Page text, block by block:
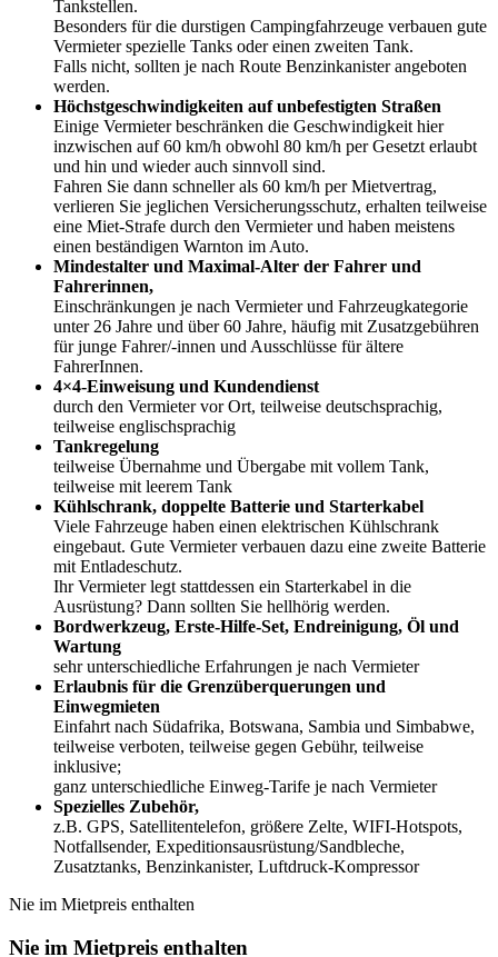
Tankstellen.
Besonders für die durstigen Campingfahrzeuge verbauen gute
Vermieter spezielle Tanks oder einen zweiten Tank.
Falls nicht, sollten je nach Route Benzinkanister angeboten
werden.
Höchstgeschwindigkeiten auf unbefestigten Straßen
Einige Vermieter beschränken die Geschwindigkeit hier
inzwischen auf 60 km/h obwohl 80 km/h per Gesetzt erlaubt
und hin und wieder auch sinnvoll sind.
Fahren Sie dann schneller als 60 km/h per Mietvertrag,
verlieren Sie jeglichen Versicherungsschutz, erhalten teilweise
eine Miet-Strafe durch den Vermieter und haben meistens
einen beständigen Warnton im Auto.
Mindestalter und Maximal-Alter der Fahrer und
Fahrerinnen,
Einschränkungen je nach Vermieter und Fahrzeugkategorie
unter 26 Jahre und über 60 Jahre, häufig mit Zusatzgebühren
für junge Fahrer/-innen und Ausschlüsse für ältere
FahrerInnen.
4×4-Einweisung und Kundendienst
durch den Vermieter vor Ort, teilweise deutschsprachig,
teilweise englischsprachig
Tankregelung
teilweise Übernahme und Übergabe mit vollem Tank,
teilweise mit leerem Tank
Kühlschrank, doppelte Batterie und Starterkabel
Viele Fahrzeuge haben einen elektrischen Kühlschrank
eingebaut. Gute Vermieter verbauen dazu eine zweite Batterie
mit Entladeschutz.
Ihr Vermieter legt stattdessen ein Starterkabel in die
Ausrüstung? Dann sollten Sie hellhörig werden.
Bordwerkzeug, Erste-Hilfe-Set, Endreinigung, Öl und
Wartung
sehr unterschiedliche Erfahrungen je nach Vermieter
Erlaubnis für die Grenzüberquerungen und
Einwegmieten
Einfahrt nach Südafrika, Botswana, Sambia und Simbabwe,
teilweise verboten, teilweise gegen Gebühr, teilweise
inklusive;
ganz unterschiedliche Einweg-Tarife je nach Vermieter
Spezielles Zubehör,
z.B. GPS, Satellitentelefon, größere Zelte, WIFI-Hotspots,
Notfallsender, Expeditionsausrüstung/Sandbleche,
Zusatztanks, Benzinkanister, Luftdruck-Kompressor
Nie im Mietpreis enthalten
Nie im Mietpreis enthalten